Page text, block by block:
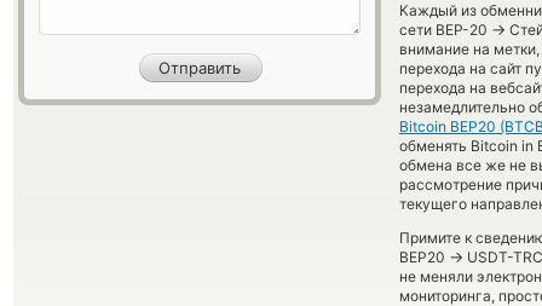
Каждый из
сети BEP-20 →
внимание на
перехода на сайт
перехода на
незамедлительно
Bitcoin BEP20
обменять Bitcoin in
обмена все же не
рассмотрение
текущего
Примите к
BEP20 → USDT-
не меняли
мониторинга,